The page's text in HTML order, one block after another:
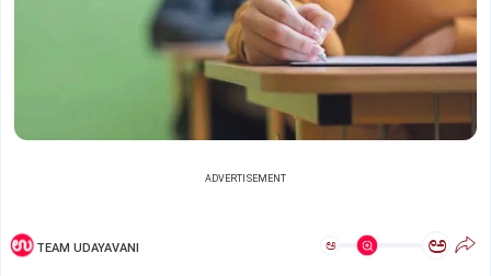
ADVERTISEMENT
TEAM UDAYAVANI ಅ ಅ